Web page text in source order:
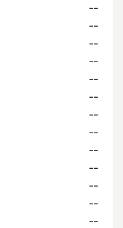
--
--
--
--
--
--
--
--
--
--
--
--
--